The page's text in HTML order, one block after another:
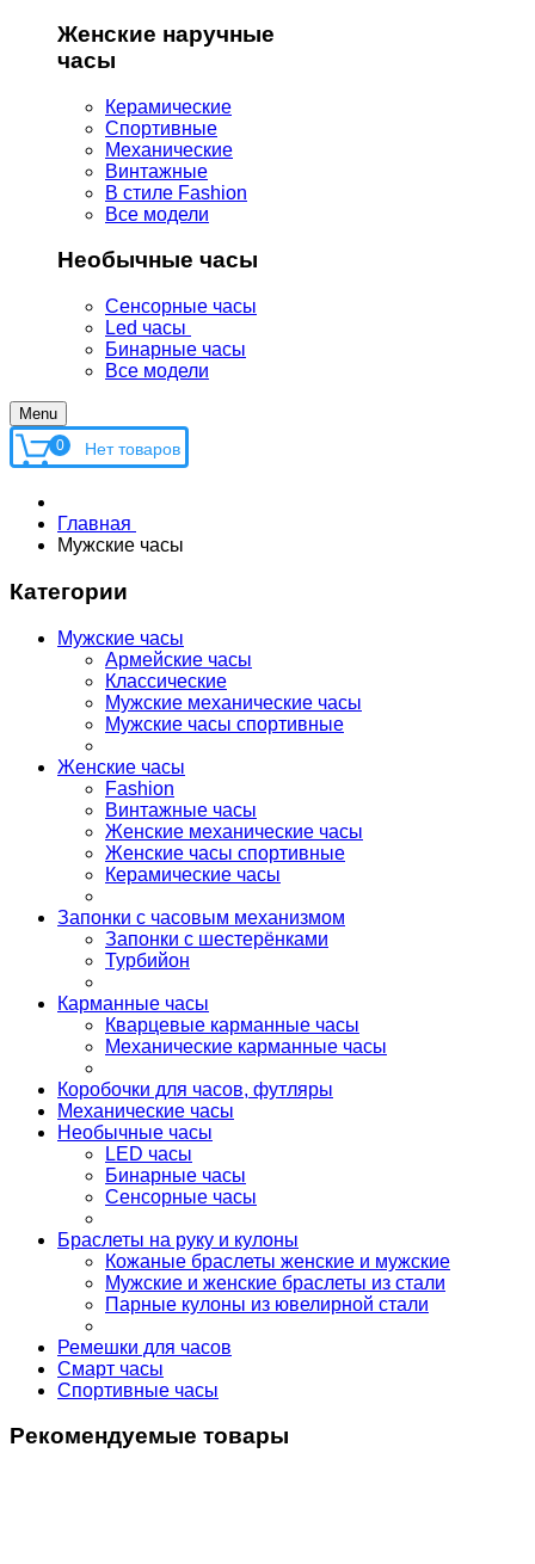
Женские наручные
часы
Керамические
Спортивные
Механические
Винтажные
В стиле Fashion
Все модели
Необычные часы
Сенсорные часы
Led часы
Бинарные часы
Все модели
Menu
0
Главная
Мужские часы
Категории
Мужские часы
Армейские часы
Классические
Мужские механические часы
Мужские часы спортивные
Женские часы
Fashion
Винтажные часы
Женские механические часы
Женские часы спортивные
Керамические часы
Запонки с часовым механизмом
Запонки с шестерёнками
Турбийон
Карманные часы
Кварцевые карманные часы
Механические карманные часы
Коробочки для часов, футляры
Механические часы
Необычные часы
LED часы
Бинарные часы
Сенсорные часы
Браслеты на руку и кулоны
Кожаные браслеты женские и мужские
Мужские и женские браслеты из стали
Парные кулоны из ювелирной стали
Ремешки для часов
Смарт часы
Спортивные часы
Рекомендуемые товары